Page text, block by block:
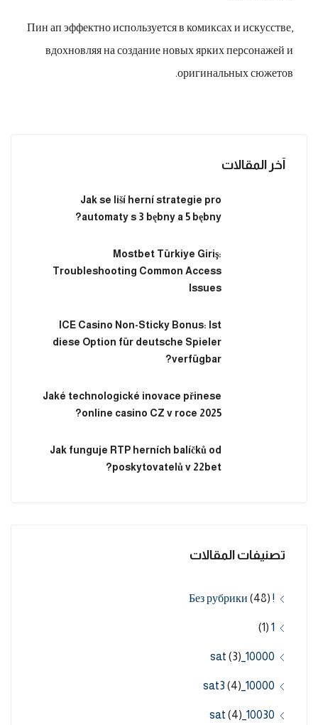
Пин ап эффектно используется в комиксах и искусстве,
вдохновляя на создание новых ярких персонажей и
оригинальных сюжетов.
آخر المقالات
Jak se liší herní strategie pro
automaty s 3 bębny a 5 bębny?
Mostbet Türkiye Giriş:
Troubleshooting Common Access
Issues
ICE Casino Non-Sticky Bonus: Ist
diese Option für deutsche Spieler
verfügbar?
Jaké technologické inovace přinese
online casino CZ v roce 2025?
Jak funguje RTP herních balíčků od
poskytovatelů v 22bet?
تصنيفات المقالات
! Без рубрики
(48)
1
(1)
10000_sat
(3)
10000_sat3
(4)
10030_sat
(4)